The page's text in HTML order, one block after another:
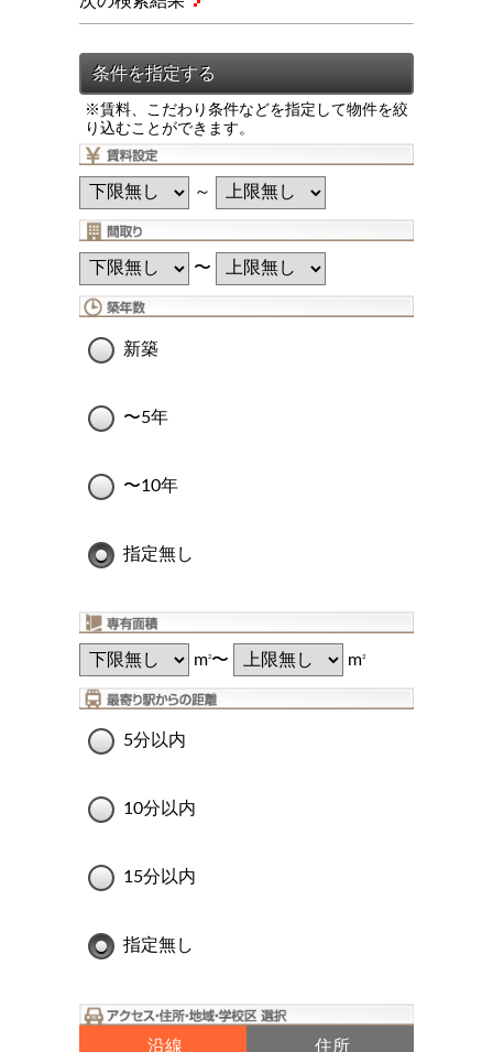
※賃料、こだわり条件などを指定して物件を絞
り込むことができます。
～
〜
新築
〜5年
〜10年
指定無し
m2〜 m2
5分以内
10分以内
15分以内
指定無し
沿線 住所